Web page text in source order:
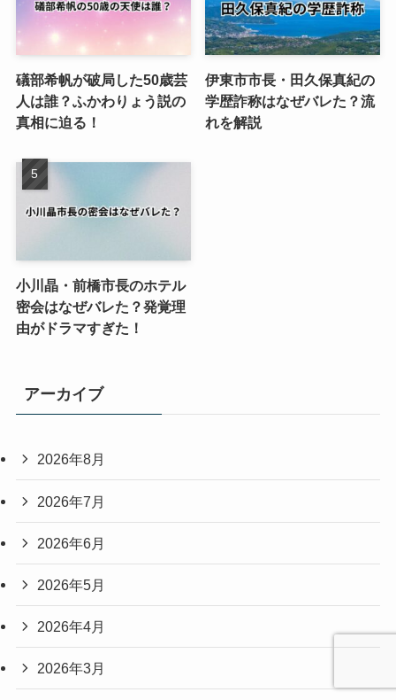
礒部希帆が破局した50歳芸
人は誰？ふかわりょう説の
真相に迫る！
伊東市市長・田久保真紀の
学歴詐称はなぜバレた？流
れを解説
小川晶・前橋市長のホテル
密会はなぜバレた？発覚理
由がドラマすぎた！
アーカイブ
2026年8月
2026年7月
2026年6月
2026年5月
2026年4月
2026年3月